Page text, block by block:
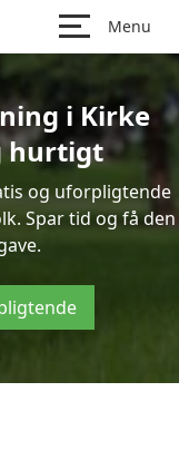
Menu
i Kirke
hurtigt
og uforpligtende
Spar tid og få den